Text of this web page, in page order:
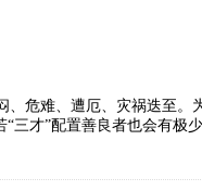
危难、遭厄、灾祸迭至。
三才”配置善良者也会有极